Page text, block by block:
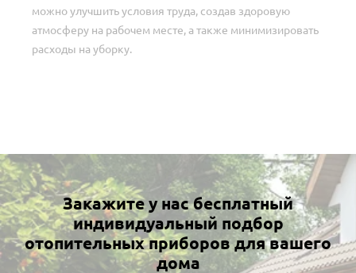
можно улучшить условия труда, создав здоровую
атмосферу на рабочем месте, а также минимизировать
расходы на уборку.
Закажите у нас бесплатный
индивидуальный подбор
отопительных приборов для вашего
дома